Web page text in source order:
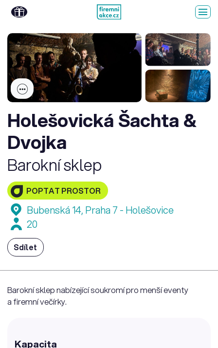
Holešovická Šachta &
Dvojka
Barokní sklep
POPTAT PROSTOR
Bubenská 14, Praha 7 - Holešovice
20
Sdílet
Barokní sklep nabízející soukromí pro menší eventy
a firemní večírky.
Kapacita